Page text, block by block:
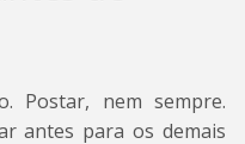
Postar, nem sempre.
antes para os demais